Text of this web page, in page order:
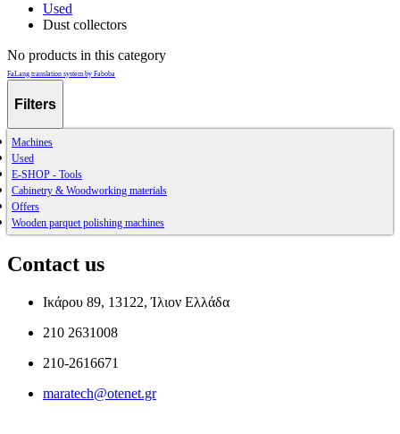
Used
Dust collectors
No products in this category
FaLang translation system by Faboba
Filters
Machines
Used
E-SHOP - Tools
Cabinetry & Woodworking materials
Offers
Wooden parquet polishing machines
Contact us
Ικάρου 89, 13122, Ίλιον Ελλάδα
210 2631008
210-2616671
maratech@otenet.gr